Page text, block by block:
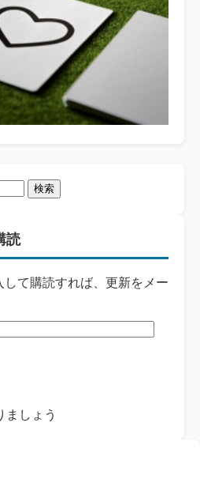
読
して購読すれば、更新をメー
ましょう